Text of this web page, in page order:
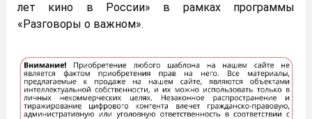
лет кино в России» в рамках программы
«Разговоры о важном».